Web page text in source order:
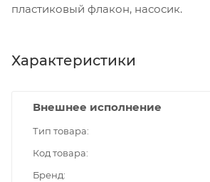
пластиковый флакон, насосик.
Характеристики
Внешнее исполнение
Тип товара
Код товара
Бренд